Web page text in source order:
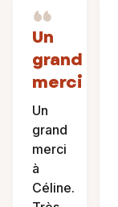
Un
grand
merci
Un
grand
merci
à
Céline.